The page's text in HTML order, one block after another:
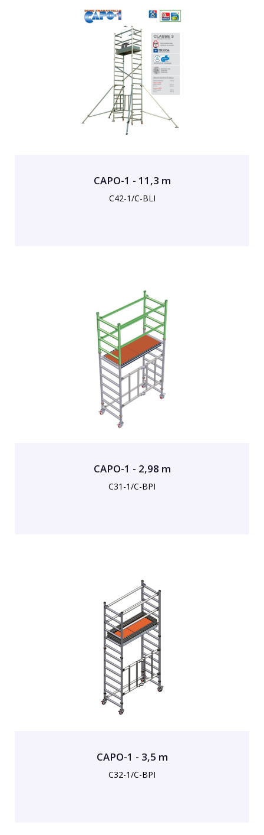
CAPO-1 - 11,3 m
C42-1/C-BLI
CAPO-1 - 2,98 m
C31-1/C-BPI
CAPO-1 - 3,5 m
C32-1/C-BPI